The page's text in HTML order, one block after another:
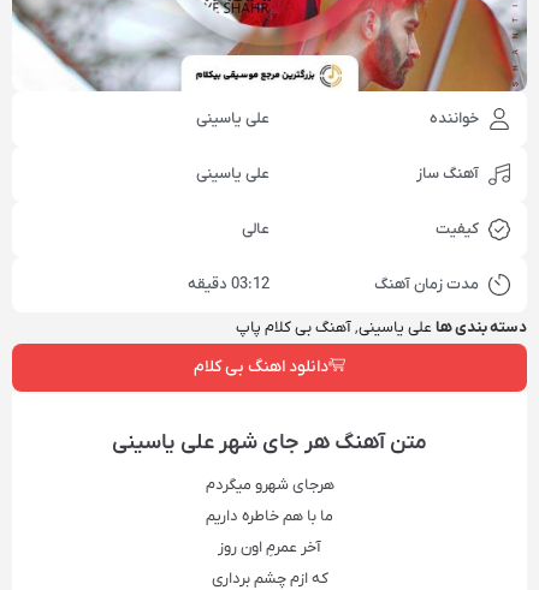
خواننده علی یاسینی
آهنگ ساز علی یاسینی
کیفیت عالی
مدت زمان آهنگ 03:12 دقیقه
دسته بندی هاعلی یاسینی,آهنگ بی کلام پاپ
دانلود اهنگ بی کلام
متن آهنگ‌ هر جای شهر علی یاسینی
هرجای شهرو میگردم
ما با هم خاطره داریم
آخر عمرمِ اون روز
که ازم چشم برداری